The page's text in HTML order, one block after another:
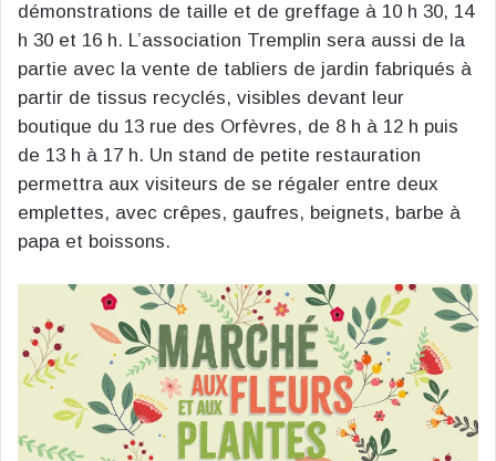
démonstrations de taille et de greffage à 10 h 30, 14
h 30 et 16 h. L’association Tremplin sera aussi de la
partie avec la vente de tabliers de jardin fabriqués à
partir de tissus recyclés, visibles devant leur
boutique du 13 rue des Orfèvres, de 8 h à 12 h puis
de 13 h à 17 h. Un stand de petite restauration
permettra aux visiteurs de se régaler entre deux
emplettes, avec crêpes, gaufres, beignets, barbe à
papa et boissons.